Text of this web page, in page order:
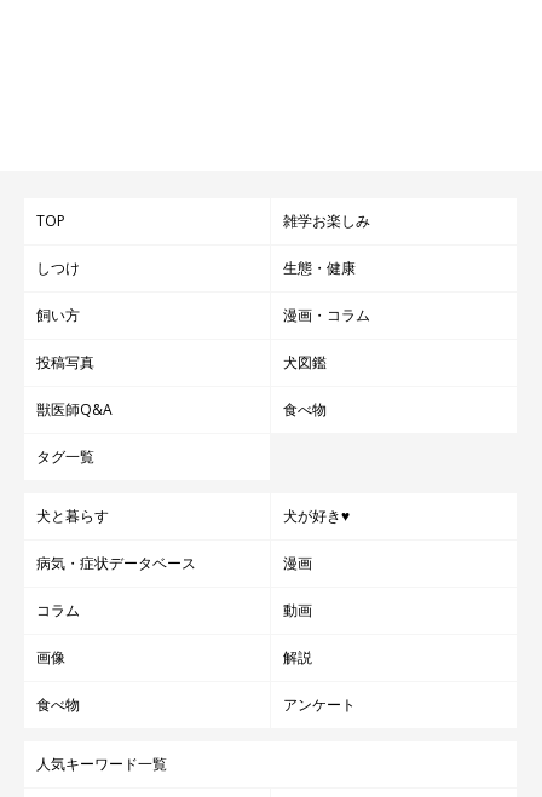
TOP 雑学お楽しみ
しつけ 生態・健康
飼い方 漫画・コラム
投稿写真 犬図鑑
獣医師Q&A 食べ物
タグ一覧
犬と暮らす 犬が好き♥
病気・症状データベース 漫画
コラム 動画
画像 解説
食べ物 アンケート
人気キーワード一覧